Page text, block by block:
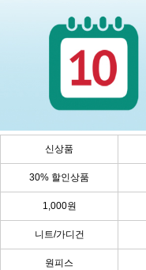
신상품
30% 할인상품
1,000원
니트/가디건
원피스